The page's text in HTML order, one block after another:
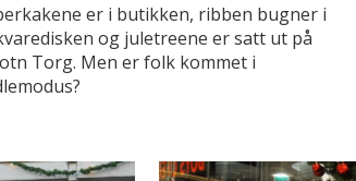
er i butikken, ribben bugner i
og juletreene er satt ut på
Torg. Men er folk kommet i